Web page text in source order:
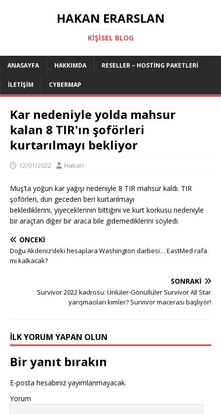
HAKAN ERARSLAN
KIŞISEL BLOG
ANASAYFA HAKKIMDA RESELLER – HOSTING PAKETLERI
İLETIŞIM CYBERMAP
Kar nedeniyle yolda mahsur
kalan 8 TIR'ın şoförleri
kurtarılmayı bekliyor
12/01/2022 Hakan
Muş’ta yoğun kar yağışı nedeniyle 8 TIR mahsur kaldı. TIR
şoförleri, dün geceden beri kurtarılmayı
beklediklerini, yiyeceklerinin bittiğini ve kurt korkusu nedeniyle
bir araçtan diğer bir araca bile gidemediklerini söyledi.
ÖNCEKI
Doğu Akdeniz’deki hesaplara Washington darbesi… EastMed rafa
mı kalkacak?
SONRAKI
Survivor 2022 kadrosu: Ünlüler-Gönüllüler Survivor All Star
yarışmacıları kimler? Survivor macerası başlıyor!
İLK YORUM YAPAN OLUN
Bir yanıt bırakın
E-posta hesabınız yayımlanmayacak.
Yorum